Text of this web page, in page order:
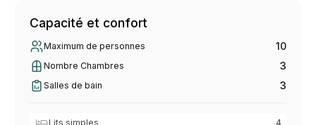
Capacité et confort
Maximum de personnes 10
Nombre Chambres 3
Salles de bain 3
Lits simples 4